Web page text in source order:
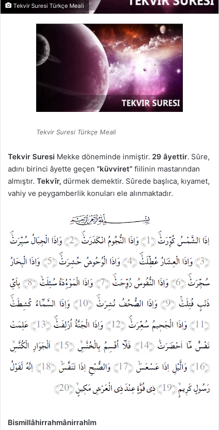
Tekvir Suresi Türkçe Meali
Tekvir Suresi Türkçe Meali
Tekvir Suresi Mekke döneminde inmiştir. 29 âyettir. Sûre,
adını birinci âyette geçen “küvviret” fiilinin mastarından
almıştır. Tekvîr, dürmek demektir. Sûrede başlıca, kıyamet,
vahiy ve peygamberlik konuları ele alınmaktadır.
Bismillâhirrahmânirrahîm